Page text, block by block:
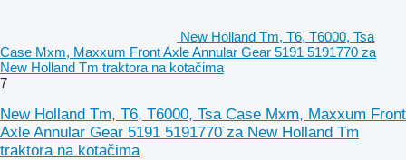
New Holland Tm, T6, T6000, Tsa
Case Mxm, Maxxum Front Axle Annular Gear 5191 5191770 za
New Holland Tm traktora na kotačima
7
New Holland Tm, T6, T6000, Tsa Case Mxm, Maxxum Front
Axle Annular Gear 5191 5191770 za New Holland Tm
traktora na kotačima